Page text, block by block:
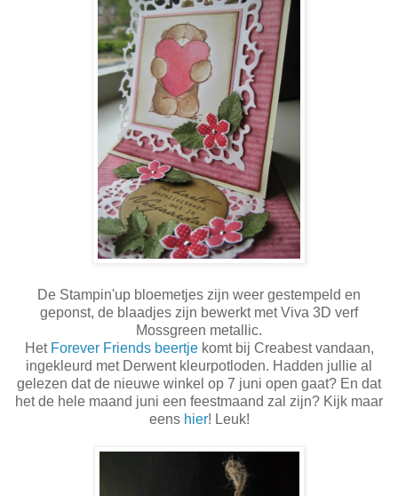
De Stampin'up bloemetjes zijn weer gestempeld en
geponst, de blaadjes zijn bewerkt met Viva 3D verf
Mossgreen metallic.
Het Forever Friends beertjekomt bij Creabest vandaan,
ingekleurd met Derwent kleurpotloden. Hadden jullie al
gelezen dat de nieuwe winkel op 7 juni open gaat? En dat
het de hele maand juni een feestmaand zal zijn? Kijk maar
eens hier! Leuk!